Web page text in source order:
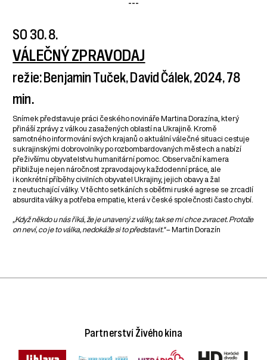
---
SO 30. 8.
VÁLEČNÝ ZPRAVODAJ
režie: Benjamin Tuček, David Čálek, 2024, 78
min.
Snímek představuje práci českého novináře Martina Dorazína, který
přináší zprávy z válkou zasažených oblastí na Ukrajině. Kromě
samotného informování svých krajanů o aktuální válečné situaci cestuje
s ukrajinskými dobrovolníky po rozbombardovaných městech a nabízí
přeživšímu obyvatelstvu humanitární pomoc. Observační kamera
přibližuje nejen náročnost zpravodajovy každodenní práce, ale
i konkrétní příběhy civilních obyvatel Ukrajiny, jejich obavy a žal
z neutuchající války. V těchto setkáních s oběťmi ruské agrese se zrcadlí
absurdita války a potřeba empatie, která v české společnosti často chybí.
„Když někdo u nás říká, že je unavený z války, tak se mi chce zvracet. Protože
on neví, co je to válka, nedokáže si to představit.“– Martin Dorazín
Partnerství Živého kina